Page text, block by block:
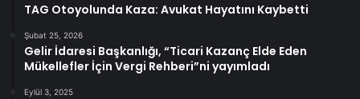
TAG Otoyolunda Kaza: Avukat Hayatını Kaybetti
Şubat 25, 2026
Gelir İdaresi Başkanlığı, “Ticari Kazanç Elde Eden
Mükellefler İçin Vergi Rehberi”ni yayımladı
Eylül 3, 2025